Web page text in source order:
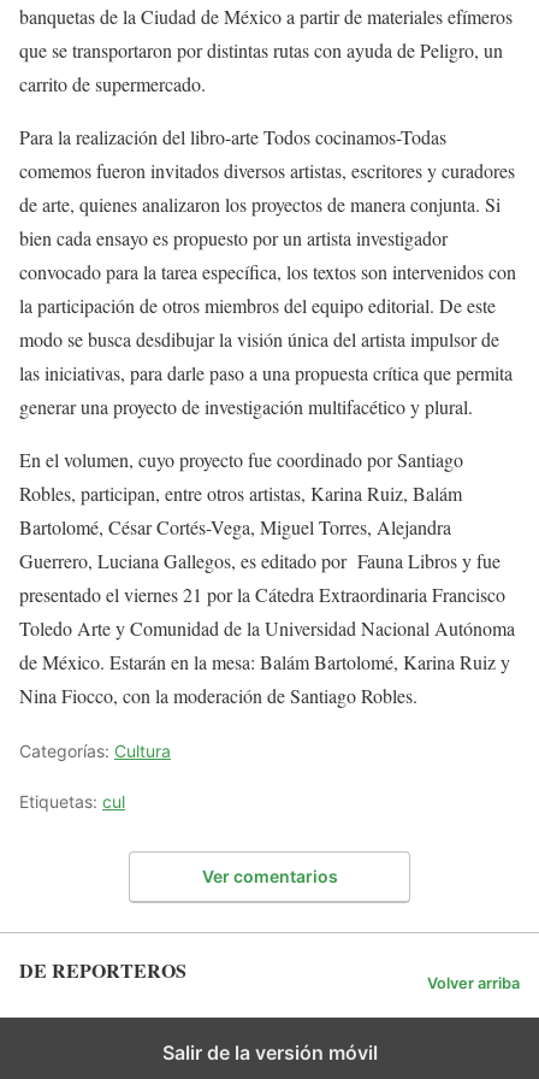
banquetas de la Ciudad de México a partir de materiales efímeros
que se transportaron por distintas rutas con ayuda de Peligro, un
carrito de supermercado.
Para la realización del libro-arte Todos cocinamos-Todas
comemos fueron invitados diversos artistas, escritores y curadores
de arte, quienes analizaron los proyectos de manera conjunta. Si
bien cada ensayo es propuesto por un artista investigador
convocado para la tarea específica, los textos son intervenidos con
la participación de otros miembros del equipo editorial. De este
modo se busca desdibujar la visión única del artista impulsor de
las iniciativas, para darle paso a una propuesta crítica que permita
generar una proyecto de investigación multifacético y plural.
En el volumen, cuyo proyecto fue coordinado por Santiago
Robles, participan, entre otros artistas, Karina Ruiz, Balám
Bartolomé, César Cortés-Vega, Miguel Torres, Alejandra
Guerrero, Luciana Gallegos, es editado por Fauna Libros y fue
presentado el viernes 21 por la Cátedra Extraordinaria Francisco
Toledo Arte y Comunidad de la Universidad Nacional Autónoma
de México. Estarán en la mesa: Balám Bartolomé, Karina Ruiz y
Nina Fiocco, con la moderación de Santiago Robles.
Categorías: Cultura
Etiquetas: cul
Ver comentarios
DE REPORTEROS Volver arriba
Salir de la versión móvil